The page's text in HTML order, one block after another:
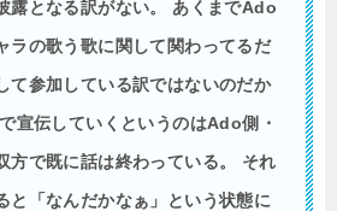
露となる訳がない。 あくまでAdo
ラの歌う歌に関して関わってるだ
て参加している訳ではないのだか
宣伝していくというのはAdo側・
方で既に話は終わっている。 それ
と「なんだかなぁ」という状態に